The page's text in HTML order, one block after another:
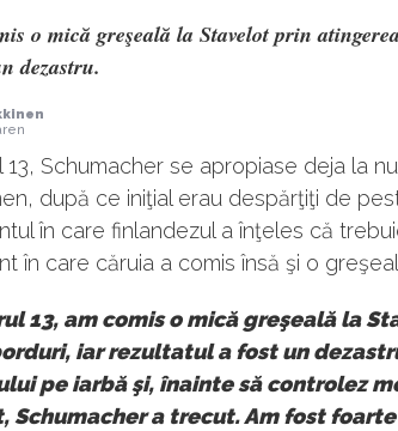
o mică greşeală la Stavelot prin
dezastru.
13, Schumacher se apropiase deja la
după ce iniţial erau despărţiţi de
în care finlandezul a înţeles că
în care căruia a comis însă şi o
13, am comis o mică greşeală la
iar rezultatul a fost un
pe iarbă şi, înainte să controlez
Schumacher a trecut. Am fost